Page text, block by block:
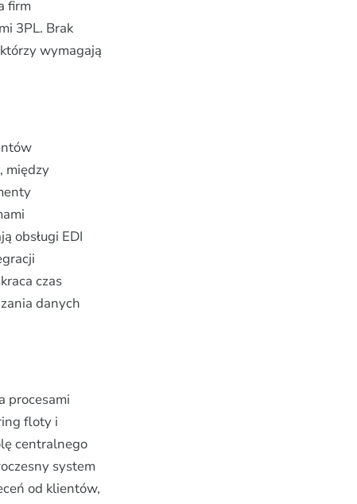
firm
3PL. Brak
wymagają
między
obsługi EDI
czas
danych
procesami
floty i
centralnego
system
od klientów,